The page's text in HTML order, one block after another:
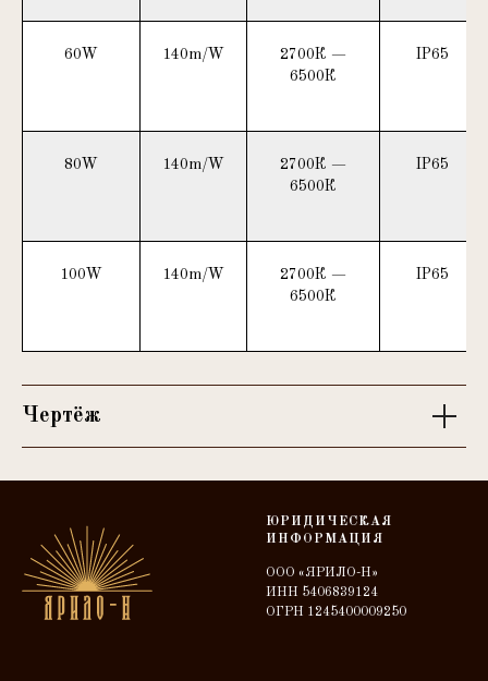
60W 140m/W
2700К —
6500К
IP65
80W 140m/W
2700К —
6500К
IP65
100W 140m/W
2700К —
6500К
IP65
Чертёж
ЮРИДИЧЕСКАЯ
ИНФОРМАЦИЯ
ООО «ЯРИЛО-Н»
ИНН 5406839124
ОГРН 1245400009250